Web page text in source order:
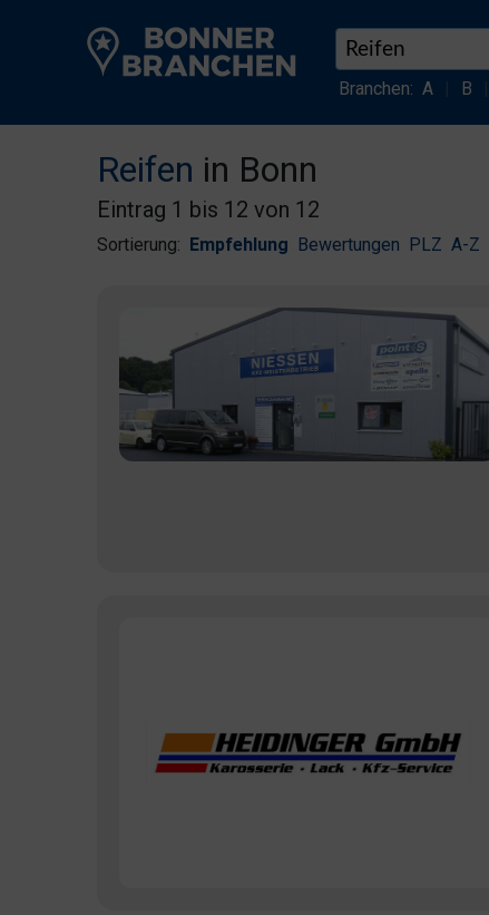
Branchen: A B
Reifen in Bonn
Eintrag 1 bis 12 von 12
Sortierung: Empfehlung Bewertungen PLZ A-Z